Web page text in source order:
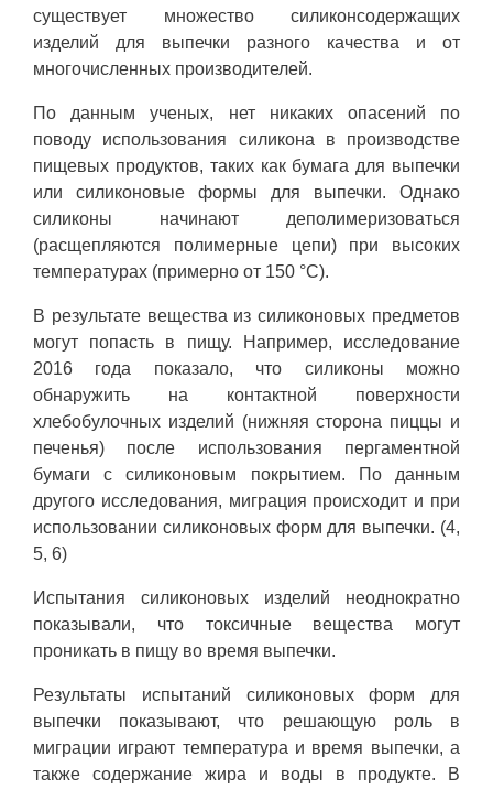
существует множество силиконсодержащих
изделий для выпечки разного качества и от
многочисленных производителей.
По данным ученых, нет никаких опасений по
поводу использования силикона в производстве
пищевых продуктов, таких как бумага для выпечки
или силиконовые формы для выпечки. Однако
силиконы начинают деполимеризоваться
(расщепляются полимерные цепи) при высоких
температурах (примерно от 150 °C).
В результате вещества из силиконовых предметов
могут попасть в пищу. Например, исследование
2016 года показало, что силиконы можно
обнаружить на контактной поверхности
хлебобулочных изделий (нижняя сторона пиццы и
печенья) после использования пергаментной
бумаги с силиконовым покрытием. По данным
другого исследования, миграция происходит и при
использовании силиконовых форм для выпечки. (4,
5, 6)
Испытания силиконовых изделий неоднократно
показывали, что токсичные вещества могут
проникать в пищу во время выпечки.
Результаты испытаний силиконовых форм для
выпечки показывают, что решающую роль в
миграции играют температура и время выпечки, а
также содержание жира и воды в продукте. В